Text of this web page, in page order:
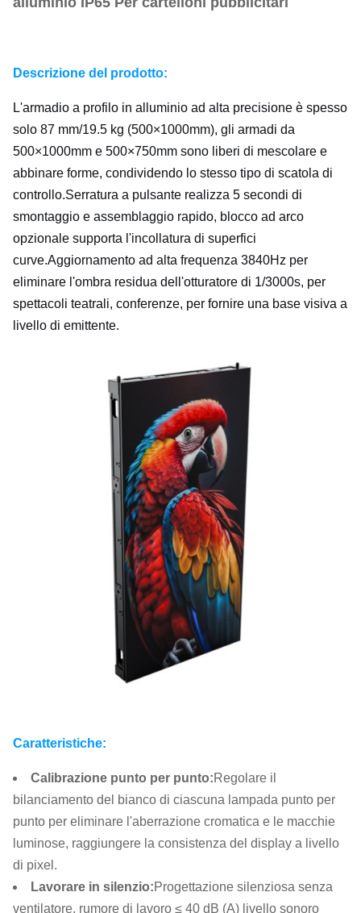
Descrizione del prodotto:
L'armadio a profilo in alluminio ad alta precisione è spesso
solo 87 mm/19.5 kg (500×1000mm), gli armadi da
500×1000mm e 500×750mm sono liberi di mescolare e
abbinare forme, condividendo lo stesso tipo di scatola di
controllo.Serratura a pulsante realizza 5 secondi di
smontaggio e assemblaggio rapido, blocco ad arco
opzionale supporta l'incollatura di superfici
curve.Aggiornamento ad alta frequenza 3840Hz per
eliminare l'ombra residua dell'otturatore di 1/3000s, per
spettacoli teatrali, conferenze, per fornire una base visiva a
livello di emittente.
Caratteristiche:
Calibrazione punto per punto:Regolare il
bilanciamento del bianco di ciascuna lampada punto per
punto per eliminare l'aberrazione cromatica e le macchie
luminose, raggiungere la consistenza del display a livello
di pixel.
Lavorare in silenzio:Progettazione silenziosa senza
ventilatore, rumore di lavoro ≤ 40 dB (A) livello sonoro